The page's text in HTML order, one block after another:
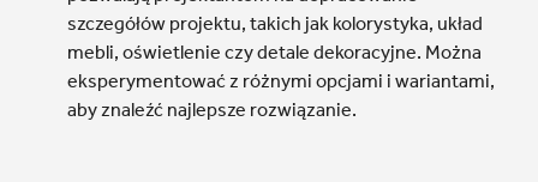
szczegółów projektu, takich jak kolorystyka, układ
mebli, oświetlenie czy detale dekoracyjne. Można
eksperymentować z różnymi opcjami i wariantami,
aby znaleźć najlepsze rozwiązanie.